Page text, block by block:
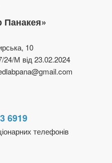
Панакея»
10
24/М від 23.02.2024
6919
телефонів